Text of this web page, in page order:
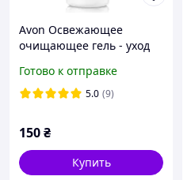
Avon Освежающее
очищающее гель - уход
витамином Е, 200 мл
Оновлений
Готово к отправке
5.0 (9)
150₴
Купить